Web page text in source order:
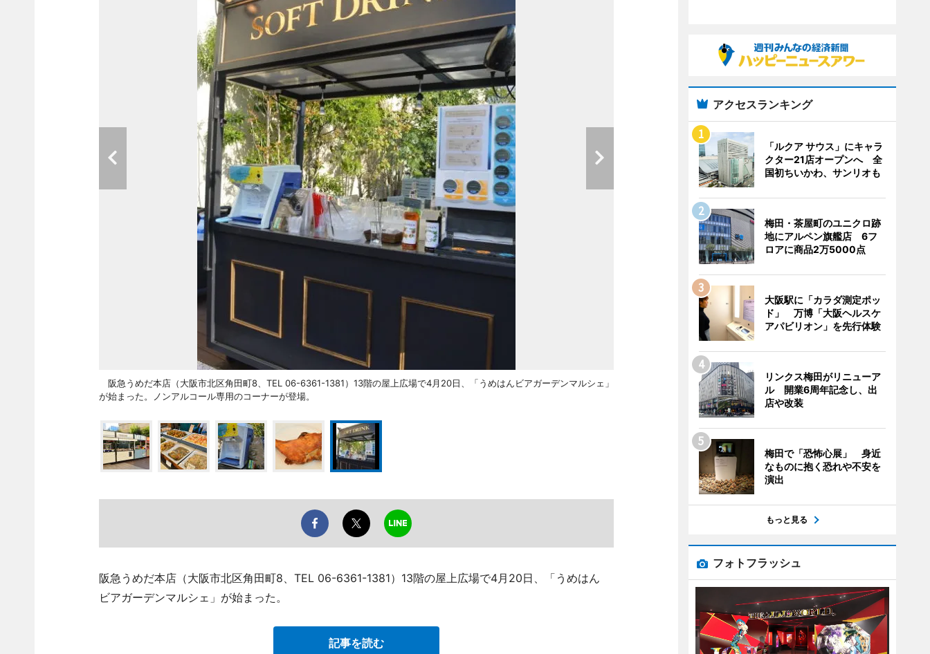
阪急うめだ本店（大阪市北区角田町8、TEL 06-6361-1381）13階の屋上広場で4月20日、「うめはんビアガーデンマルシェ」
が始まった。ノンアルコール専用のコーナーが登場。
阪急うめだ本店（大阪市北区角田町8、TEL 06-6361-1381）13階の屋上広場で4月20日、「うめはん
ビアガーデンマルシェ」が始まった。
記事を読む
アクセスランキング
「ルクア サウス」にキャラ
クター21店オープンへ 全
国初ちいかわ、サンリオも
梅田・茶屋町のユニクロ跡
地にアルペン旗艦店 6フ
ロアに商品2万5000点
大阪駅に「カラダ測定ポッ
ド」 万博「大阪ヘルスケ
アパビリオン」を先行体験
リンクス梅田がリニューア
ル 開業6周年記念し、出
店や改装
梅田で「恐怖心展」 身近
なものに抱く恐れや不安を
演出
もっと見る
フォトフラッシュ